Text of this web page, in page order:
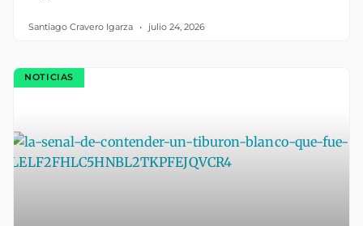
Santiago Cravero Igarza julio 24, 2026
NOTICIAS